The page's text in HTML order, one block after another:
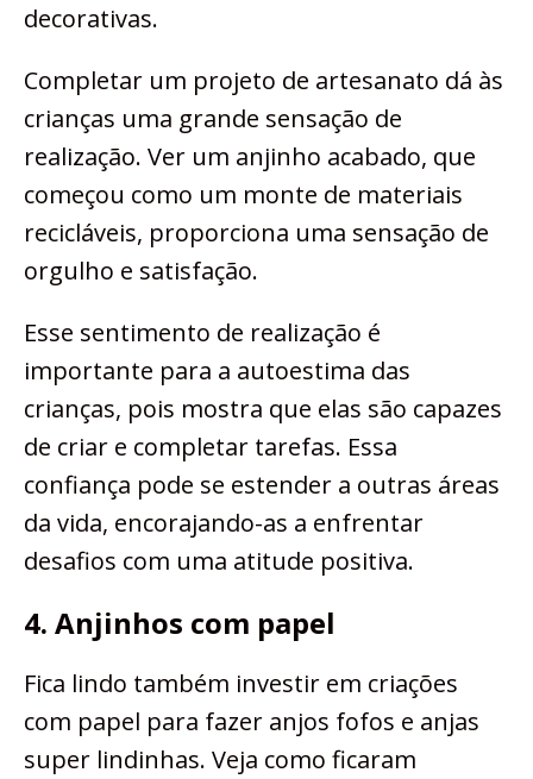
decorativas.
Completar um projeto de artesanato dá às
crianças uma grande sensação de
realização. Ver um anjinho acabado, que
começou como um monte de materiais
recicláveis, proporciona uma sensação de
orgulho e satisfação.
Esse sentimento de realização é
importante para a autoestima das
crianças, pois mostra que elas são capazes
de criar e completar tarefas. Essa
confiança pode se estender a outras áreas
da vida, encorajando-as a enfrentar
desafios com uma atitude positiva.
4. Anjinhos com papel
Fica lindo também investir em criações
com papel para fazer anjos fofos e anjas
super lindinhas. Veja como ficaram